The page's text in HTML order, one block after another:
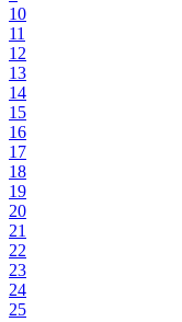
10
11
12
13
14
15
16
17
18
19
20
21
22
23
24
25